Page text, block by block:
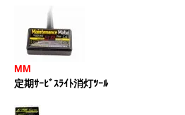
MM
定期ｻｰﾋﾞｽﾗｲﾄ消灯ﾂｰﾙ